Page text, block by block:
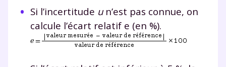
Si l’incertitude un’est pas connue, on
calcule l’écart relatif e (en %).